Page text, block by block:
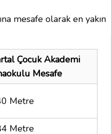
mesafe olarak en yakın
Çocuk Akademi
Mesafe
Metre
Metre